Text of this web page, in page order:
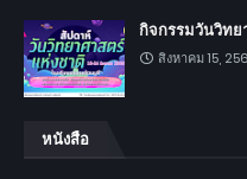
กิจกรรมวันวิทย
สิงหาคม 15,
หนังสือ